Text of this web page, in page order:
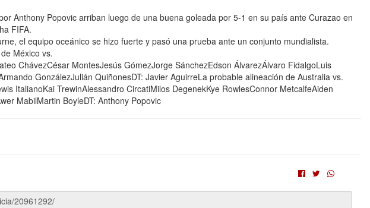
Anthony Popovic arriban luego de una buena goleada por 5-1 en su país ante Curazao en
FIFA.
el equipo oceánico se hizo fuerte y pasó una prueba ante un conjunto mundialista.
México vs.
ChávezCésar MontesJesús GómezJorge SánchezEdson ÁlvarezÁlvaro FidalgoLuis
GonzálezJulián QuiñonesDT: Javier AguirreLa probable alineación de Australia vs.
ItalianoKai TrewinAlessandro CircatiMilos DegenekKye RowlesConnor MetcalfeAiden
MabilMartin BoyleDT: Anthony Popovic